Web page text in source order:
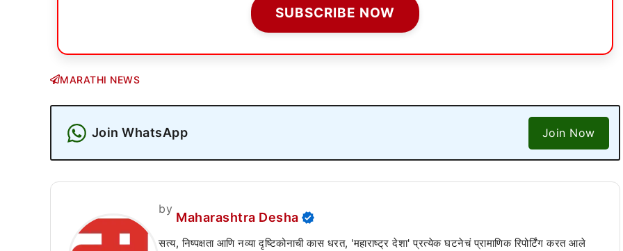
SUBSCRIBE NOW
MARATHI NEWS
Join WhatsApp Join Now
by
Maharashtra Desha
सत्य, निष्पक्षता आणि नव्या दृष्टिकोनाची कास धरत, 'महाराष्ट्र देशा' प्रत्येक घटनेचं प्रामाणिक रिपोर्टिंग करत आले